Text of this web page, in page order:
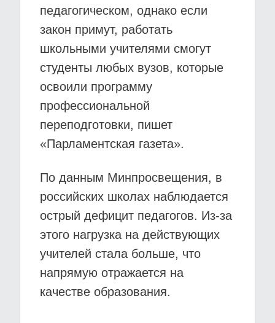
педагогическом, однако если
закон примут, работать
школьными учителями смогут
студенты любых вузов, которые
освоили программу
профессиональной
переподготовки, пишет
«Парламентская газета».
По данным Минпросвещения, в
российских школах наблюдается
острый дефицит педагогов. Из-за
этого нагрузка на действующих
учителей стала больше, что
напрямую отражается на
качестве образования.